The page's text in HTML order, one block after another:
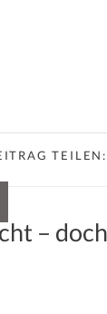
TEILEN:
–